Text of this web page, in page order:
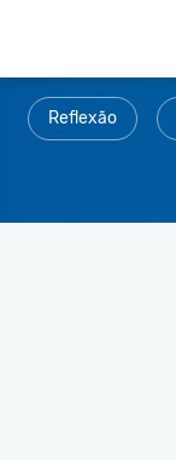
Reflexão